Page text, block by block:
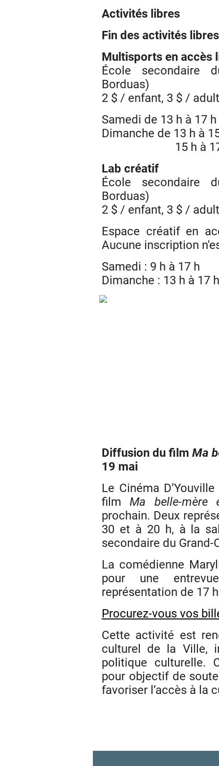
Activités libres
Fin des activités
Multisports en accès
École secondaire
Borduas)
2 $ / enfant, 3 $ /
Samedi de 13 h à 17
Dimanche de 13 h à
15 h à 17 h :
Lab créatif
École secondaire
Borduas)
2 $ / enfant, 3 $ /
Espace créatif en
Aucune inscription
Samedi : 9 h à 17 h
Dimanche : 13 h à 17 h
Diffusion du film Ma
19 mai
Le Cinéma
filmMa belle-mère
prochain. Deux
30 et à 20 h, à la
secondaire du Grand-
La comédienne
pour une
représentation de 17
Procurez-vous vos
Cette activité est
culturel de la Ville,
politique culturelle.
pour objectif de
favoriser l’accès à la